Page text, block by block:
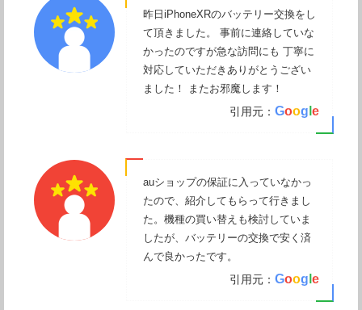
昨日iPhoneXRのバッテリー交換をし
て頂きました。 事前に連絡していな
かったのですが急な訪問にも 丁寧に
対応していただきありがとうござい
ました！ またお邪魔します！
引用元： Goog e
auショップの保証に入っていなかっ
たので、紹介してもらって行きまし
た。機種の買い替えも検討していま
したが、バッテリーの交換で安く済
んで良かったです。
引用元： Goog e